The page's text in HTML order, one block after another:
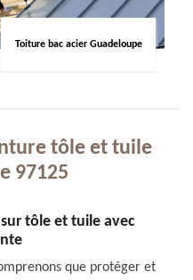
Toiture bac acier Guadeloupe
tôle et tuile
97125
tôle et tuile avec
que protéger et